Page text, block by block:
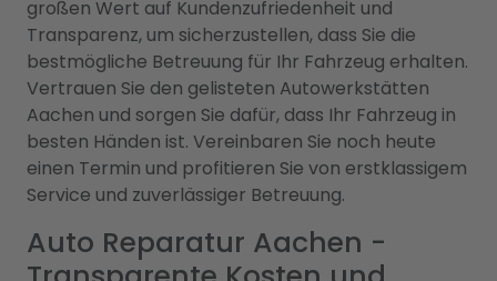
großen Wert auf Kundenzufriedenheit und
Transparenz, um sicherzustellen, dass Sie die
bestmögliche Betreuung für Ihr Fahrzeug erhalten.
Vertrauen Sie den gelisteten Autowerkstätten
Aachen und sorgen Sie dafür, dass Ihr Fahrzeug in
besten Händen ist. Vereinbaren Sie noch heute
einen Termin und profitieren Sie von erstklassigem
Service und zuverlässiger Betreuung.
Auto Reparatur Aachen -